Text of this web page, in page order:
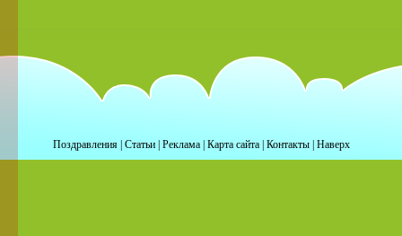
Поздравления| Статьи| Реклама| Карта сайта| Контакты| Наверх